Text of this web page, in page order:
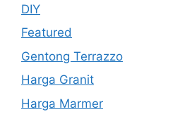
DIY
Featured
Gentong Terrazzo
Harga Granit
Harga Marmer